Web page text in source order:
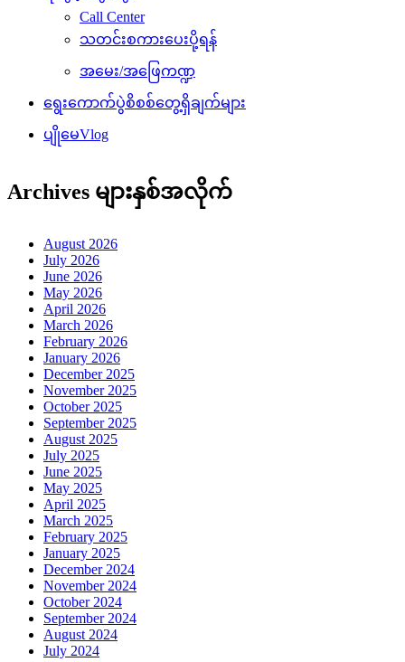
Call Center
သတင်းစကားပေးပို့ရန်
အမေး/အဖြေကဏ္ဍ
ရွေးကောက်ပွဲစိစစ်တွေ့ရှိချက်များ
ပျိုမေVlog
Archives များနှစ်အလိုက်
August 2026
July 2026
June 2026
May 2026
April 2026
March 2026
February 2026
January 2026
December 2025
November 2025
October 2025
September 2025
August 2025
July 2025
June 2025
May 2025
April 2025
March 2025
February 2025
January 2025
December 2024
November 2024
October 2024
September 2024
August 2024
July 2024